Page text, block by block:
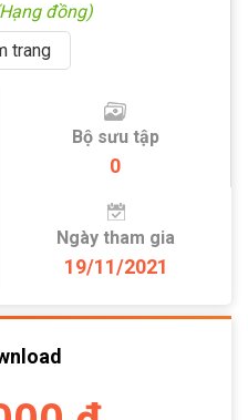
đồng)
trang
Bộ sưu tập
0
Ngày tham gia
19/11/2021